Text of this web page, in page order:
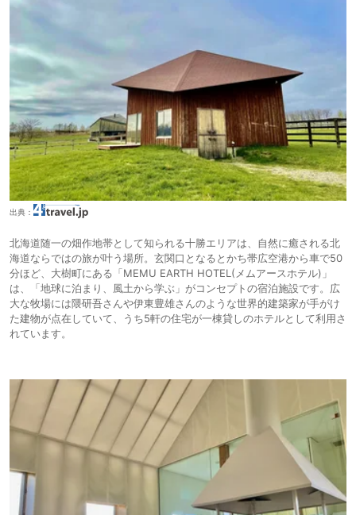
出典：
北海道随一の畑作地帯として知られる十勝エリアは、自然に癒される北
海道ならではの旅が叶う場所。玄関口となるとかち帯広空港から車で50
分ほど、大樹町にある「MEMU EARTH HOTEL(メムアースホテル)」
は、「地球に泊まり、風土から学ぶ」がコンセプトの宿泊施設です。広
大な牧場には隈研吾さんや伊東豊雄さんのような世界的建築家が手がけ
た建物が点在していて、うち5軒の住宅が一棟貸しのホテルとして利用さ
れています。